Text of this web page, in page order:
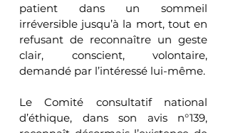
patient dans un sommeil
irréversible jusqu’à la mort, tout en
refusant de reconnaître un geste
clair, conscient, volontaire,
demandé par l’intéressé lui-même.
Le Comité consultatif national
d’éthique, dans son avis n°139,